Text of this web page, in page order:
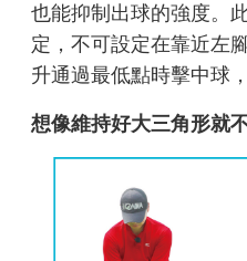
也能抑制出球的強度。
定，不可設定在靠近左
升通過最低點時擊中球
想像維持好大三角形就